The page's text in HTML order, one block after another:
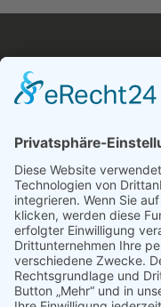
Navigation
Über uns
Impressum
Datenschutzerklärung
Pressemitteilung
Investorrelations
AGB